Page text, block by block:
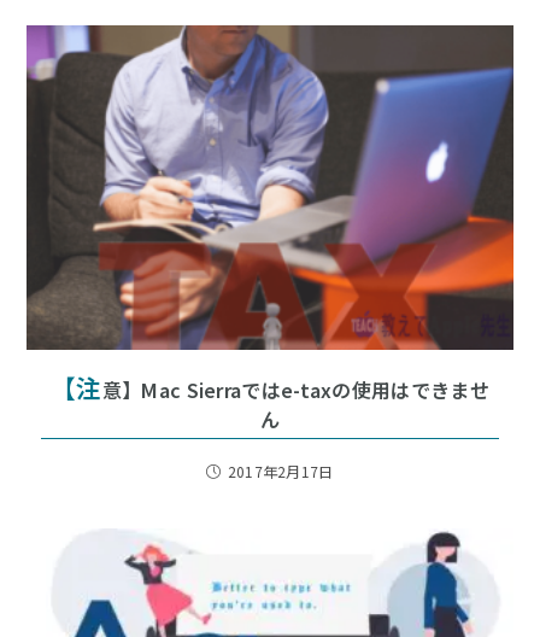
【注意】Mac Sierraではe-taxの使用はできませ
ん
2017年2月17日